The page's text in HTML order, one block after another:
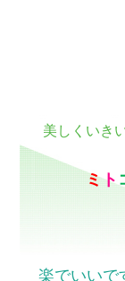
美しくいき
ミト
楽でいいで